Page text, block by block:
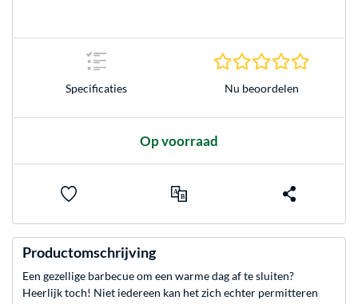
Specificaties Nu beoordelen
Op voorraad
Productomschrijving
Een gezellige barbecue om een warme dag af te sluiten?
Heerlijk toch! Niet iedereen kan het zich echter permitteren